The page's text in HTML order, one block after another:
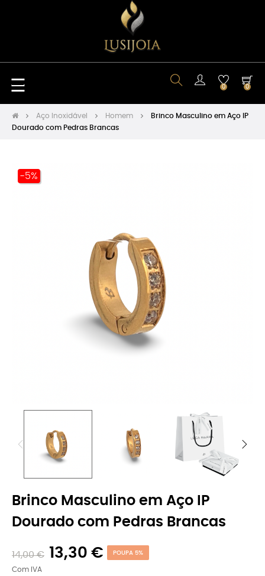
Toggle
navigation
☰ 0 0
Aço Inoxidável Homem
Brinco Masculino em Aço IP
Dourado com Pedras Brancas
-5%
Brinco Masculino em Aço IP
Dourado com Pedras Brancas
14,00 € 13,30 € POUPA 5%
Com IVA